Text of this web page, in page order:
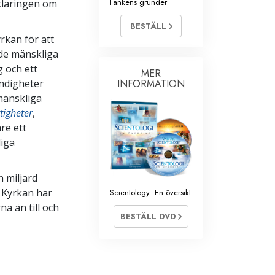
om
för att
mänskliga
och ett
,
ett
miljard
har
än till och
Tankens grunder
BESTÄLL
MER
INFORMATION
Scientology: En översikt
BESTÄLL DVD